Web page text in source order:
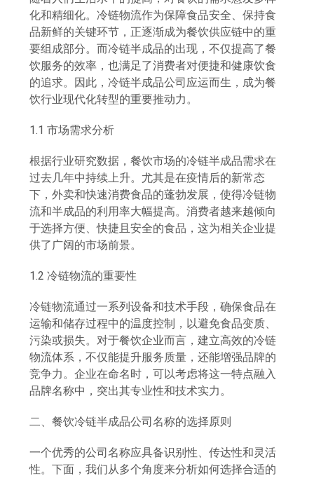
化和精细化。冷链物流作为保障食品安全、保持食
品新鲜的关键环节，正逐渐成为餐饮供应链中的重
要组成部分。而冷链半成品的出现，不仅提高了餐
饮服务的效率，也满足了消费者对便捷和健康饮食
的追求。因此，冷链半成品公司应运而生，成为餐
饮行业现代化转型的重要推动力。
1.1 市场需求分析
根据行业研究数据，餐饮市场的冷链半成品需求在
过去几年中持续上升。尤其是在疫情后的新常态
下，外卖和快速消费食品的蓬勃发展，使得冷链物
流和半成品的利用率大幅提高。消费者越来越倾向
于选择方便、快捷且安全的食品，这为相关企业提
供了广阔的市场前景。
1.2 冷链物流的重要性
冷链物流通过一系列设备和技术手段，确保食品在
运输和储存过程中的温度控制，以避免食品变质、
污染或损失。对于餐饮企业而言，建立高效的冷链
物流体系，不仅能提升服务质量，还能增强品牌的
竞争力。企业在命名时，可以考虑将这一特点融入
品牌名称中，突出其专业性和技术实力。
二、餐饮冷链半成品公司名称的选择原则
一个优秀的公司名称应具备识别性、传达性和灵活
性。下面，我们从多个角度来分析如何选择合适的